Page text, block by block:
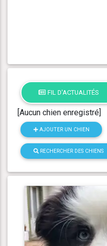
FIL D'ACTUALITÉS
[Aucun chien enregistré]
AJOUTER UN CHIEN
RECHERCHER DES CHIENS